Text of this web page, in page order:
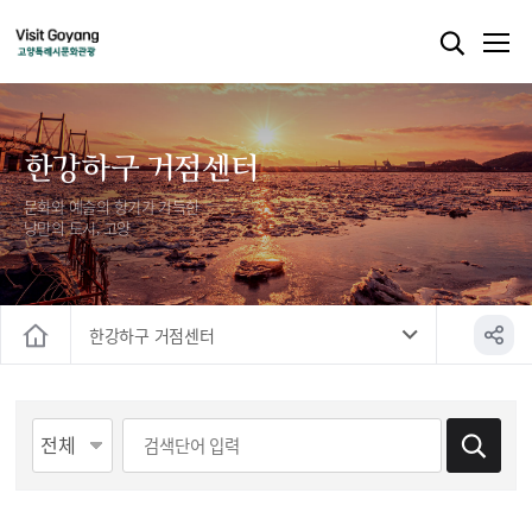
한강하구 거점센터
문화와 예술의 향기가 가득한
낭만의 도시, 고양
한강하구 거점센터